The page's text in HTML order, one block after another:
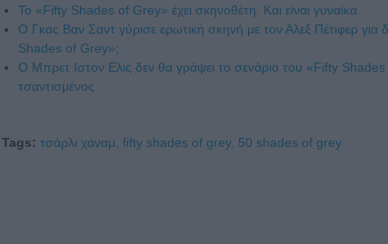
To «Fifty Shades of Grey» έχει σκηνοθέτη. Και είναι γυναίκα
Ο Γκας Βαν Σαντ γύρισε ερωτική σκηνή με τον Αλεξ Πέτιφερ για
Shades of Grey»;
O Μπρετ Ιστον Ελις δεν θα γράψει το σενάριο του «Fifty Shades
τσαντισμένος
Tags: τσάρλι χάναμ, fifty shades of grey, 50 shades of grey